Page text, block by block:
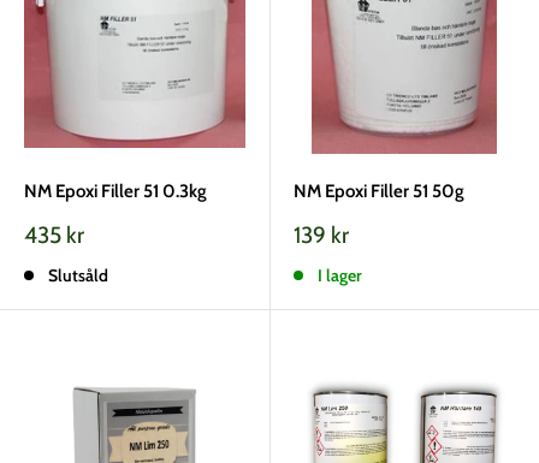
NM Epoxi Filler 51 0.3kg
Vårt
435 kr
Slutsåld
NM Epoxi Filler 51 50g
Vårt
139 kr
I lager